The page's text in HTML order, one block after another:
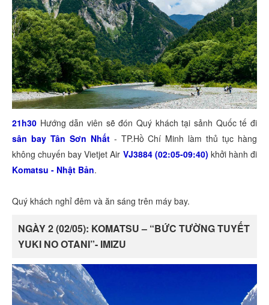
21h30 Hướng dẫn viên sẽ đón Quý khách tại sảnh Quốc tế đi
sân bay Tân Sơn Nhất- TP.Hồ Chí Minh làm thủ tục hàng
không chuyến bay Vietjet Air VJ3884 (02:05-09:40) khởi hành đi
Komatsu - Nhật Bản.
Quý khách nghỉ đêm và ăn sáng trên máy bay.
NGÀY 2 (02/05): KOMATSU – “BỨC TƯỜNG TUYẾT
YUKI NO OTANI”- IMIZU